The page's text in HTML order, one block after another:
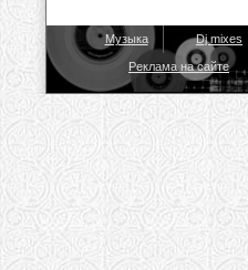
Музыка Dj mixes
Реклама на сайте